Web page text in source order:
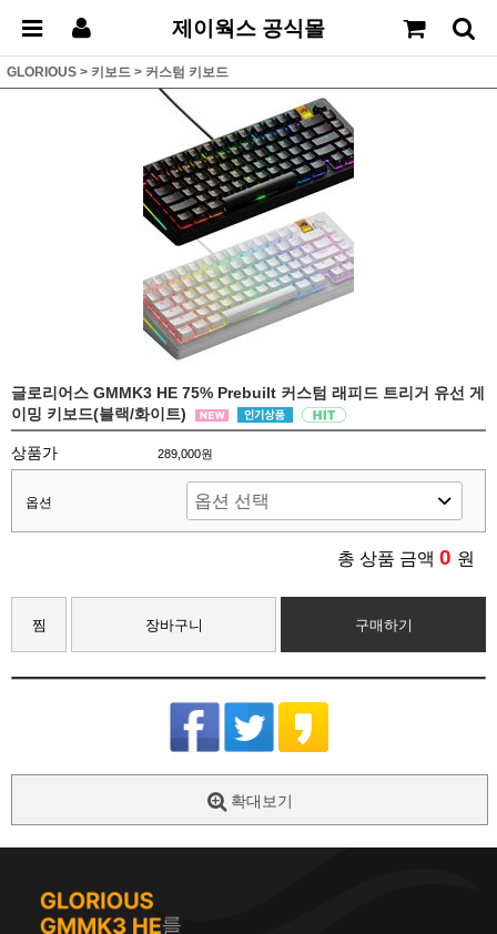
제이웍스 공식몰
GLORIOUS > 키보드 > 커스텀 키보드
글로리어스 GMMK3 HE 75% Prebuilt 커스텀 래피드 트리거 유선 게
이밍 키보드(블랙/화이트)
상품가 289,000원
옵션
총 상품 금액 0 원
찜 장바구니 구매하기
확대보기